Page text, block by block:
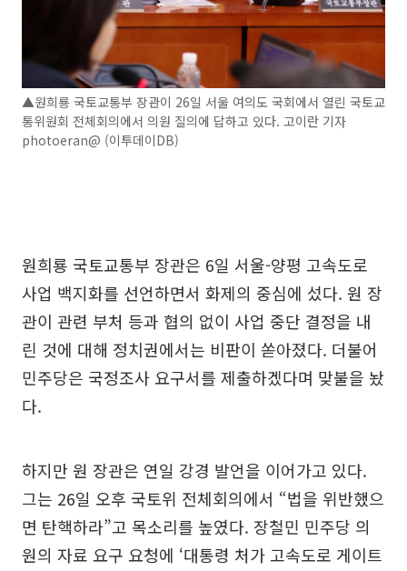
▲원희룡 국토교통부 장관이 26일 서울 여의도 국회에서 열린 국토교
통위원회 전체회의에서 의원 질의에 답하고 있다. 고이란 기자
photoeran@ (이투데이DB)
원희룡 국토교통부 장관은 6일 서울-양평 고속도로
사업 백지화를 선언하면서 화제의 중심에 섰다. 원 장
관이 관련 부처 등과 협의 없이 사업 중단 결정을 내
린 것에 대해 정치권에서는 비판이 쏟아졌다. 더불어
민주당은 국정조사 요구서를 제출하겠다며 맞불을 놨
다.
하지만 원 장관은 연일 강경 발언을 이어가고 있다.
그는 26일 오후 국토위 전체회의에서 “법을 위반했으
면 탄핵하라”고 목소리를 높였다. 장철민 민주당 의
원의 자료 요구 요청에 ‘대통령 처가 고속도로 게이트